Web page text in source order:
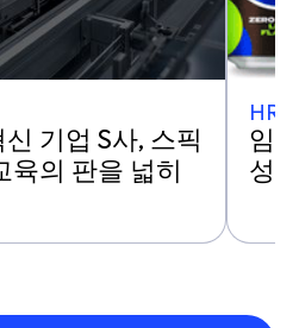
기업 S사, 스픽
육의 판을 넓히
HR
임
성